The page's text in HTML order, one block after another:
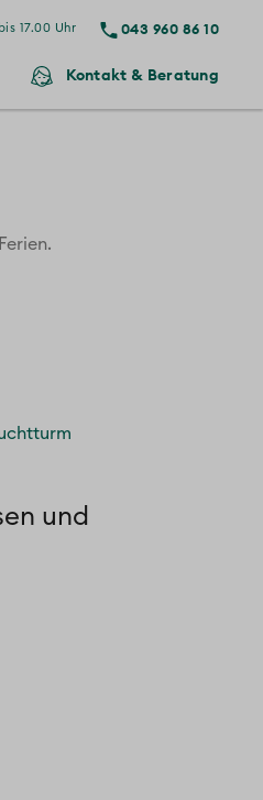
043 960 86 10
17.00 Uhr
Kontakt & Beratung
und